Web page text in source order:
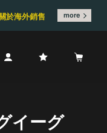
於海外銷售 more
イーグ